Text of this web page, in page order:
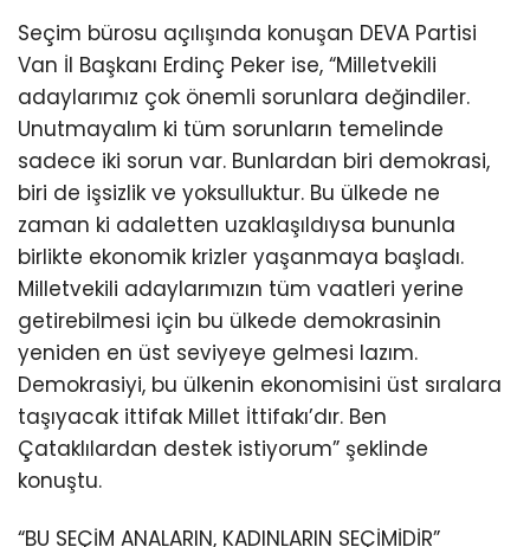
Seçim bürosu açılışında konuşan DEVA Partisi
Van İl Başkanı Erdinç Peker ise, “Milletvekili
adaylarımız çok önemli sorunlara değindiler.
Unutmayalım ki tüm sorunların temelinde
sadece iki sorun var. Bunlardan biri demokrasi,
biri de işsizlik ve yoksulluktur. Bu ülkede ne
zaman ki adaletten uzaklaşıldıysa bununla
birlikte ekonomik krizler yaşanmaya başladı.
Milletvekili adaylarımızın tüm vaatleri yerine
getirebilmesi için bu ülkede demokrasinin
yeniden en üst seviyeye gelmesi lazım.
Demokrasiyi, bu ülkenin ekonomisini üst sıralara
taşıyacak ittifak Millet İttifakı’dır. Ben
Çataklılardan destek istiyorum” şeklinde
konuştu.
“BU SEÇİM ANALARIN, KADINLARIN SEÇİMİDİR”